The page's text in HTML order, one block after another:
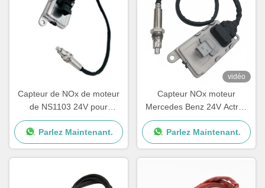
Capteur de NOx de moteur
de NS1103 24V pour
Mercedes Benz Truck
5WK97329A
Parlez Maintenant.
vidéo
Capteur NOx moteur
Mercedes Benz 24V Actros
5WK97331A A0101531628
Parlez Maintenant.